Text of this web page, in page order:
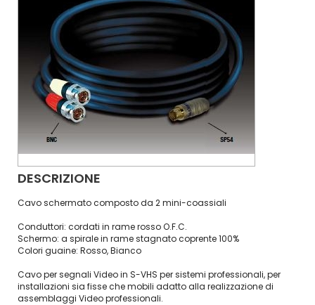
DESCRIZIONE
Cavo schermato composto da 2 mini-coassiali
Conduttori: cordati in rame rosso O.F.C.
Schermo: a spirale in rame stagnato coprente 100%
Colori guaine: Rosso, Bianco
Cavo per segnali Video in S-VHS per sistemi professionali, per
installazioni sia fisse che mobili adatto alla realizzazione di
assemblaggi Video professionali.